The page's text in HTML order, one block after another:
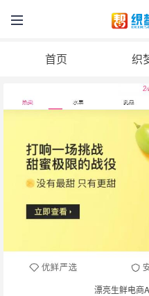
首页 织
漂亮生鲜电商